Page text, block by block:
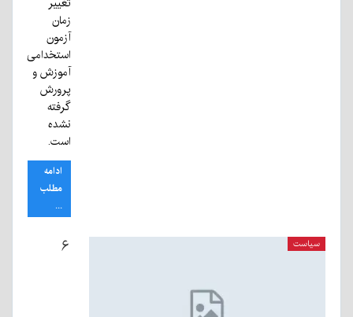
زمان
آزمون
استخدامی
آموزش و
پرورش
گرفته
نشده
است.
ادامه
مطلب
...
سیاست ۶